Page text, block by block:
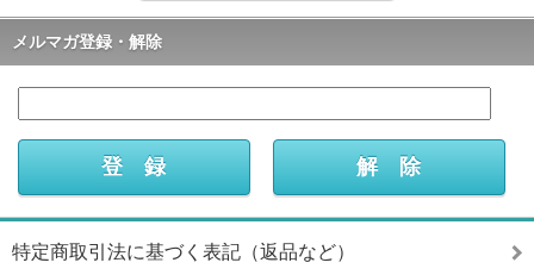
メルマガ登録・解除
特定商取引法に基づく表記（返品など）